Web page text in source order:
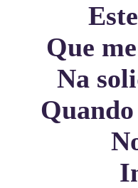
Que
Na